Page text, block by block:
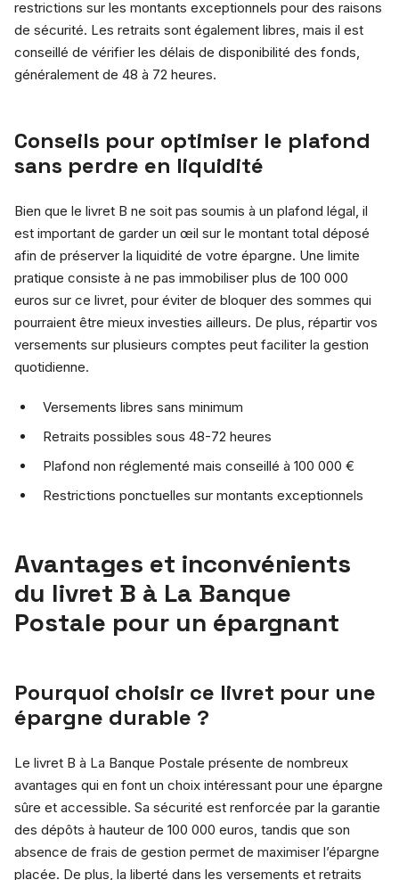
restrictions sur les montants exceptionnels pour des raisons
de sécurité. Les retraits sont également libres, mais il est
conseillé de vérifier les délais de disponibilité des fonds,
généralement de 48 à 72 heures.
Conseils pour optimiser le plafond
sans perdre en liquidité
Bien que le livret B ne soit pas soumis à un plafond légal, il
est important de garder un œil sur le montant total déposé
afin de préserver la liquidité de votre épargne. Une limite
pratique consiste à ne pas immobiliser plus de 100 000
euros sur ce livret, pour éviter de bloquer des sommes qui
pourraient être mieux investies ailleurs. De plus, répartir vos
versements sur plusieurs comptes peut faciliter la gestion
quotidienne.
Versements libres sans minimum
Retraits possibles sous 48-72 heures
Plafond non réglementé mais conseillé à 100 000 €
Restrictions ponctuelles sur montants exceptionnels
Avantages et inconvénients
du livret B à La Banque
Postale pour un épargnant
Pourquoi choisir ce livret pour une
épargne durable ?
Le livret B à La Banque Postale présente de nombreux
avantages qui en font un choix intéressant pour une épargne
sûre et accessible. Sa sécurité est renforcée par la garantie
des dépôts à hauteur de 100 000 euros, tandis que son
absence de frais de gestion permet de maximiser l’épargne
placée. De plus, la liberté dans les versements et retraits